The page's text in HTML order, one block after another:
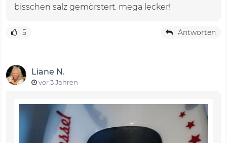
bisschen salz gemörstert. mega lecker!
5 Antworten
Liane N.
vor 3 Jahren